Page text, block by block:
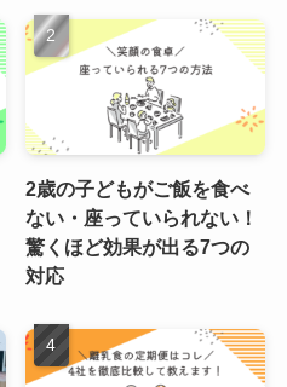
2歳の子どもがご飯を食べ
ない・座っていられない！
驚くほど効果が出る7つの
対応